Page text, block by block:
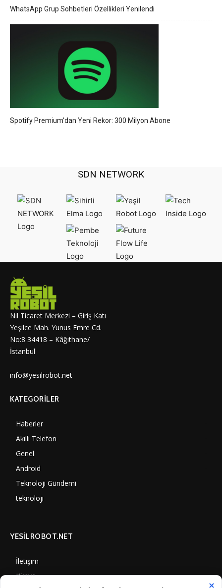
WhatsApp Grup Sohbetleri Özellikleri Yenilendi
Spotify Premium’dan Yeni Rekor: 300 Milyon Abone
SDN NETWORK
Nil Ticaret Merkezi – Giriş Katı
Yeşilce Mah. Yunus Emre Cd.
No:8 34418 – Kâğıthane/
İstanbul
info@yesilrobot.net
KATEGORILER
Haberler
Akıllı Telefon
Genel
Android
Teknoloji Gündemi
teknoloji
YESİLROBOT.NET
İletişim
Künye